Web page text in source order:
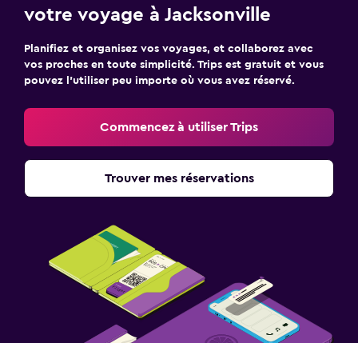
votre voyage à Jacksonville
Planifiez et organisez vos voyages, et collaborez avec
vos proches en toute simplicité. Trips est gratuit et vous
pouvez l’utiliser peu importe où vous avez réservé.
Commencez à utiliser Trips
Trouver mes réservations